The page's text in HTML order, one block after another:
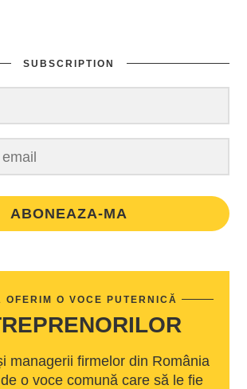
SUBSCRIPTION
ABONEAZA-MA
OFERIM O VOCE PUTERNICĂ
managerii firmelor din România
o voce comună care să le fie